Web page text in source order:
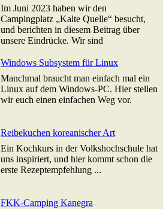
Im Juni 2023 haben wir den
Campingplatz „Kalte Quelle“ besucht,
und berichten in diesem Beitrag über
unsere Eindrücke. Wir sind
Windows Subsystem für Linux
Manchmal braucht man einfach mal ein
Linux auf dem Windows-PC. Hier stellen
wir euch einen einfachen Weg vor.
Reibekuchen koreanischer Art
Ein Kochkurs in der Volkshochschule hat
uns inspiriert, und hier kommt schon die
erste Rezeptempfehlung ...
FKK-Camping Kanegra